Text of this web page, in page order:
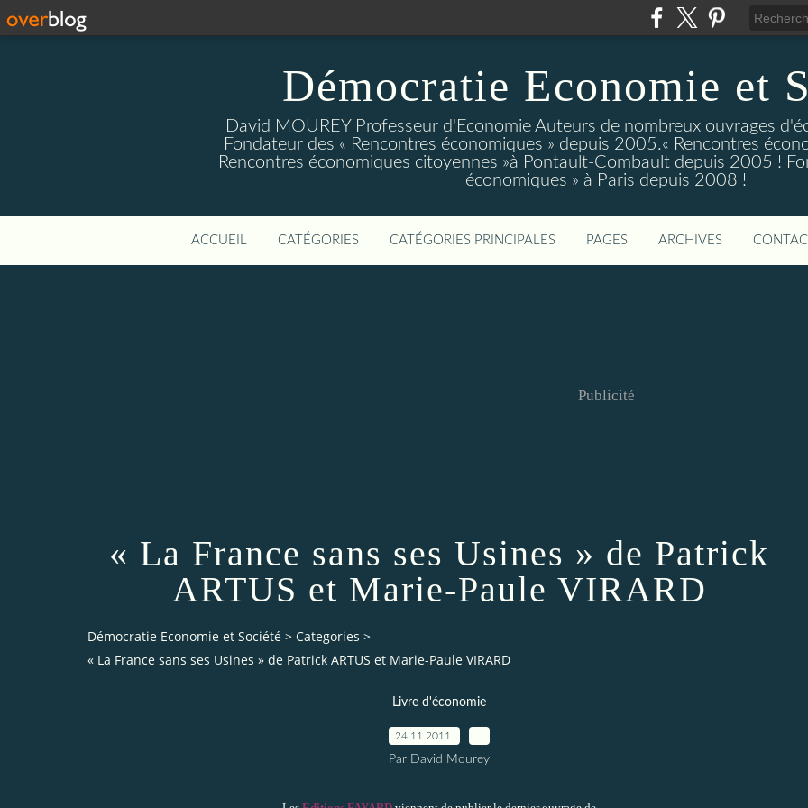
Démocratie Economie et
David MOUREY Professeur d'Economie Auteurs de nombreux ouvrages
Fondateur des « Rencontres économiques » depuis 2005.« Rencontres
Rencontres économiques citoyennes »à Pontault-Combault depuis 2005 !
économiques » à Paris depuis 2008 !
ACCUEIL CATÉGORIES CATÉGORIES PRINCIPALES PAGES ARCHIVES
Publicité
« La France sans ses Usines » de Patrick
ARTUS et Marie-Paule VIRARD
Démocratie Economie et Société > Categories >
« La France sans ses Usines » de Patrick ARTUS et Marie-Paule VIRARD
Livre d'économie
24.11.2011
Par David Mourey